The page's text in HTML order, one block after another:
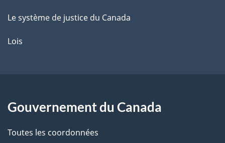
Le système de justice du Canada
Lois
Gouvernement du Canada
Toutes les coordonnées